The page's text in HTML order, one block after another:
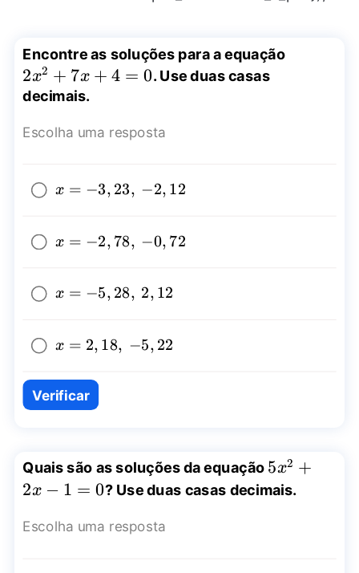
Encontre as soluções para a equação
2x2 + 7x + 4 = 0. Use duas casas
decimais.
Escolha uma resposta
x=-3,23,~-2,12
x = −3, 23, −2, 12
x=-2,78,~-0,72
x = −2, 78, −0, 72
x=-5,28,~2,12
x = −5, 28, 2, 12
x=2,18,~-5,22
x = 2, 18, −5, 22
Verificar
Quais são as soluções da equação 5x^2+2x-
1=0
5x2 +
2x − 1 = 0? Use duas casas decimais.
Escolha uma resposta